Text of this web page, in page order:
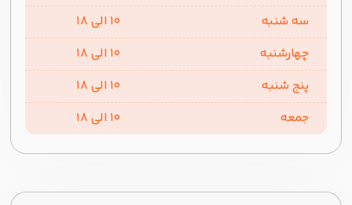
سه شنبه
10 الی 18
چهارشنبه
10 الی 18
پنج شنبه
10 الی 18
جمعه
10 الی 18